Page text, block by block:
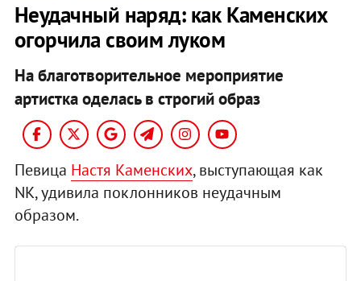
Неудачный наряд: как Каменских
огорчила своим луком
На благотворительное мероприятие
артистка оделась в строгий образ
Певица Настя Каменских, выступающая как
NK, удивила поклонников неудачным
образом.